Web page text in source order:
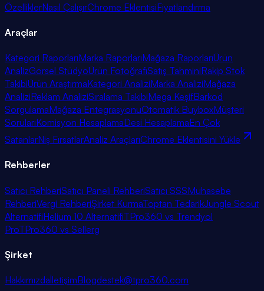
ÖzelliklerNasıl ÇalışırChrome EklentisiFiyatlandırma
Araçlar
Kategori RaporlarıMarka RaporlarıMağaza RaporlarıÜrün
AnalizGörsel StüdyoÜrün FotoğrafıSatış TahminiRakip Stok
TakibiÜrün AraştırmaKategori AnaliziMarka AnaliziMağaza
AnaliziReklam AnaliziSıralama TakibiMega KeşifBarkod
SorgulamaMağaza EntegrasyonuOtomatik BuyboxMüşteri
SorularıKomisyon HesaplamaDesi HesaplamaEn Çok
SatanlarNiş FırsatlarAnaliz AraçlarıChrome Eklentisini Yükle
Rehberler
Satıcı RehberiSatıcı Paneli RehberiSatıcı SSSMuhasebe
RehberiVergi RehberiŞirket KurmaToptan TedarikJungle Scout
AlternatifiHelium 10 AlternatifiTPro360 vs Trendyol
ProTPro360 vs Sellerg
Şirket
HakkımızdaİletişimBlogdestek@tpro360.com